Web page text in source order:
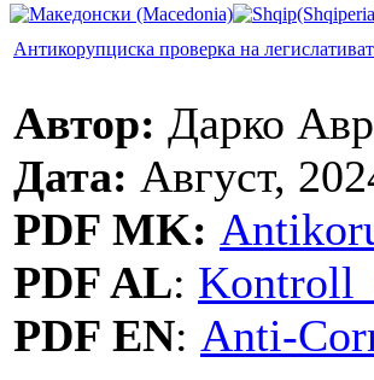
Антикорупциска проверка на
Автор: Дарко
Дата: Август,
PDF MK:
PDF AL:
PDF EN: Anti-